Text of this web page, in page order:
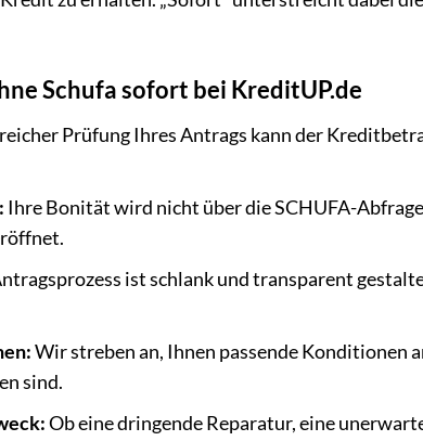
Schufa sofort bei KreditUP.de
Prüfung Ihres Antrags kann der
Ihre Bonität wird nicht über die SCHUFA-
ist schlank und transparent
Wir streben an, Ihnen passende Konditionen
sind.
Ob eine dringende Reparatur, eine